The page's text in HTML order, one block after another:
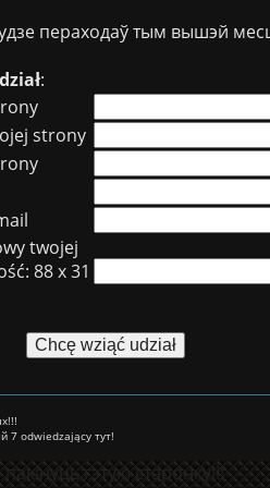
пераходаў тым вышэй
:
strony
twojej
88 x 31
7 odwiedzający тут!
гэтую старонку!!!